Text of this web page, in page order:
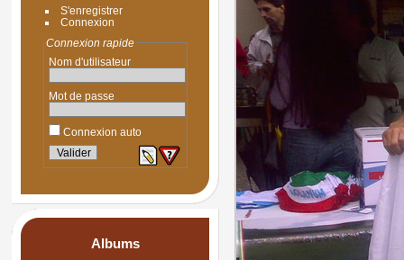
S'enregistrer
Connexion
Connexion rapide
Nom d'utilisateur
Mot de passe
Connexion auto
Albums